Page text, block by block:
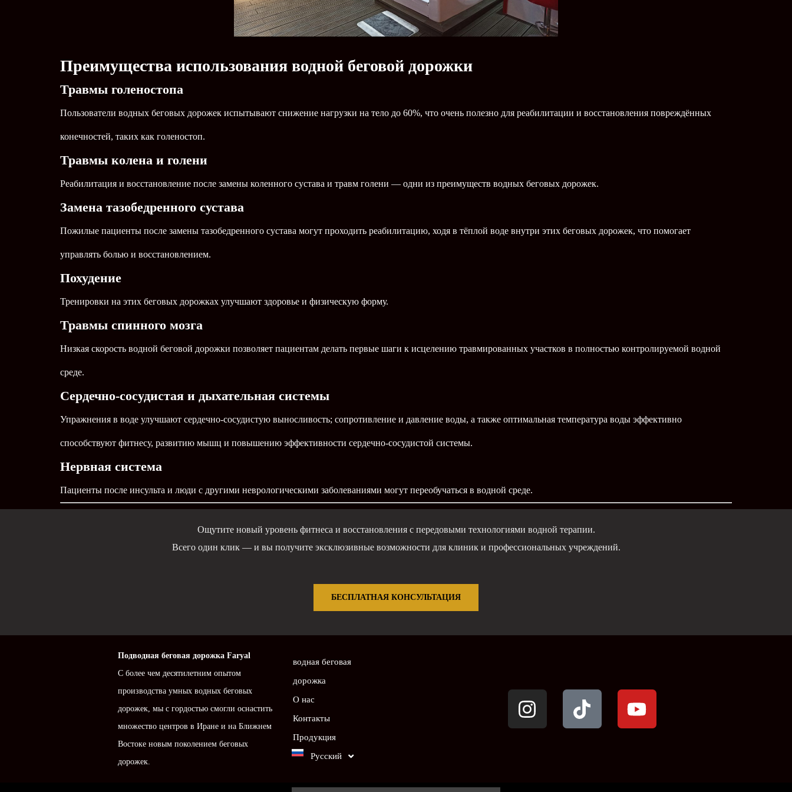
Преимущества использования водной беговой дорожки
Травмы голеностопа
Пользователи водных беговых дорожек испытывают снижение нагрузки на тело до 60%, что очень полезно для реабилитации и восстановления повреждённых
конечностей, таких как голеностоп.
Травмы колена и голени
Реабилитация и восстановление после замены коленного сустава и травм голени — одни из преимуществ водных беговых дорожек.
Замена тазобедренного сустава
Пожилые пациенты после замены тазобедренного сустава могут проходить реабилитацию, ходя в тёплой воде внутри этих беговых дорожек, что помогает
управлять болью и восстановлением.
Похудение
Тренировки на этих беговых дорожках улучшают здоровье и физическую форму.
Травмы спинного мозга
Низкая скорость водной беговой дорожки позволяет пациентам делать первые шаги к исцелению травмированных участков в полностью контролируемой водной
среде.
Сердечно-сосудистая и дыхательная системы
Упражнения в воде улучшают сердечно-сосудистую выносливость; сопротивление и давление воды, а также оптимальная температура воды эффективно
способствуют фитнесу, развитию мышц и повышению эффективности сердечно-сосудистой системы.
Нервная система
Пациенты после инсульта и люди с другими неврологическими заболеваниями могут переобучаться в водной среде.
Ощутите новый уровень фитнеса и восстановления с передовыми технологиями водной терапии.
Всего один клик — и вы получите эксклюзивные возможности для клиник и профессиональных учреждений.
БЕСПЛАТНАЯ КОНСУЛЬТАЦИЯ
Подводная беговая дорожка Faryal
С более чем десятилетним опытом
производства умных водных беговых
дорожек, мы с гордостью смогли оснастить
множество центров в Иране и на Ближнем
Востоке новым поколением беговых
дорожек.
водная беговая
дорожка
О нас
Контакты
Продукция
Русский